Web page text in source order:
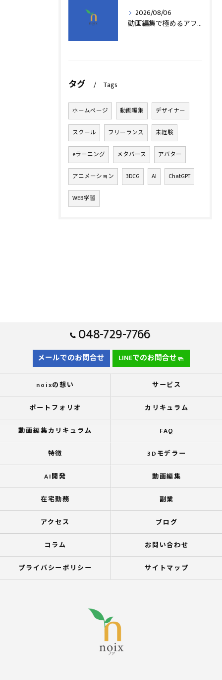
2026/08/06
動画編集で極めるアフターエフェクト基本技術
タグ Tags
ホームページ 動画編集 デザイナー
スクール フリーランス 未経験
eラーニング メタバース アバター
アニメーション 3DCG AI ChatGPT
WEB学習
048-729-7766
メールでのお問合せ LINEでのお問合せ
noixの想い サービス
ポートフォリオ カリキュラム
動画編集カリキュラム FAQ
特徴 3Dモデラー
AI開発 動画編集
在宅勤務 副業
アクセス ブログ
コラム お問い合わせ
プライバシーポリシー サイトマップ